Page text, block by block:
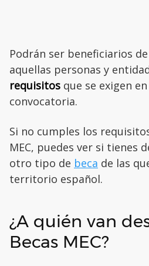
Podrán ser beneficiarios
aquellas personas y
requisitos que se exigen
convocatoria.
Si no cumples los
MEC, puedes ver si tienes
otro tipo de beca de las
territorio español.
¿A quién van
Becas MEC?